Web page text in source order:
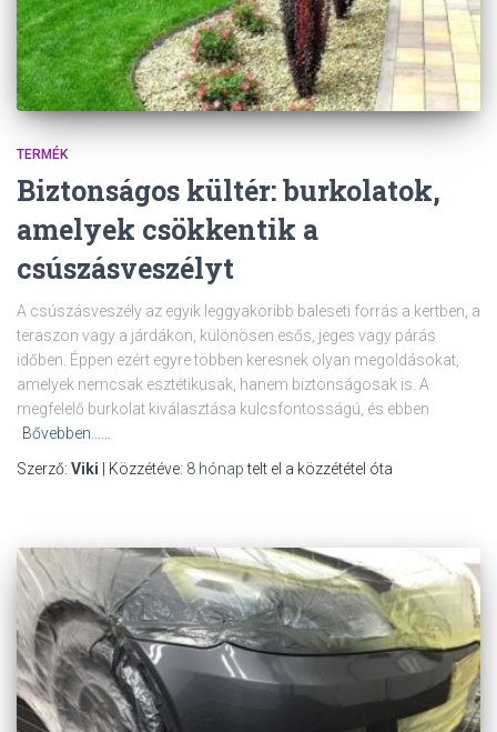
TERMÉK
Biztonságos kültér: burkolatok,
amelyek csökkentik a
csúszásveszélyt
A csúszásveszély az egyik leggyakoribb baleseti forrás a kertben, a
teraszon vagy a járdákon, különösen esős, jeges vagy párás
időben. Éppen ezért egyre többen keresnek olyan megoldásokat,
amelyek nemcsak esztétikusak, hanem biztonságosak is. A
megfelelő burkolat kiválasztása kulcsfontosságú, és ebben
Bővebben……
Szerző: Viki | Közzétéve: 8 hónaptelt el a közzététel óta